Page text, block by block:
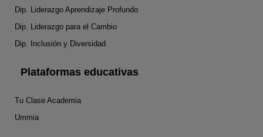
Dip. Liderazgo Aprendizaje Profundo
Dip. Liderazgo para el Cambio
Dip. Inclusión y Diversidad
Plataformas educativas
Tu Clase Academia
Ummia